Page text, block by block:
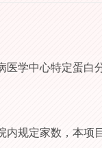
学中心特定蛋白
内规定家数，本项